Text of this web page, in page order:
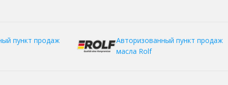
пункт продаж
Авторизованный пункт продаж
масла Rolf